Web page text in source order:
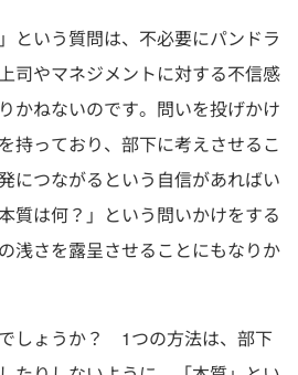
という質問は、不必要にパンドラ
司やマネジメントに対する不信感
かねないのです。問いを投げかけ
持っており、部下に考えさせるこ
につながるという自信があればい
質は何？」という問いかけをする
浅さを露呈させることにもなりか
しょうか？ 1つの方法は、部下